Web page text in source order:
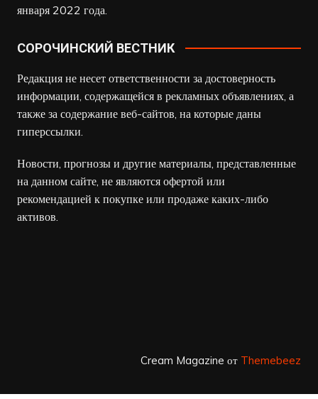
января 2022 года.
СОРОЧИНСКИЙ ВЕСТНИК
Редакция не несет ответственности за достоверность
информации, содержащейся в рекламных объявлениях, а
также за содержание веб-сайтов, на которые даны
гиперссылки.
Новости, прогнозы и другие материалы, представленные
на данном сайте, не являются офертой или
рекомендацией к покупке или продаже каких-либо
активов.
Cream Magazine от Themebeez